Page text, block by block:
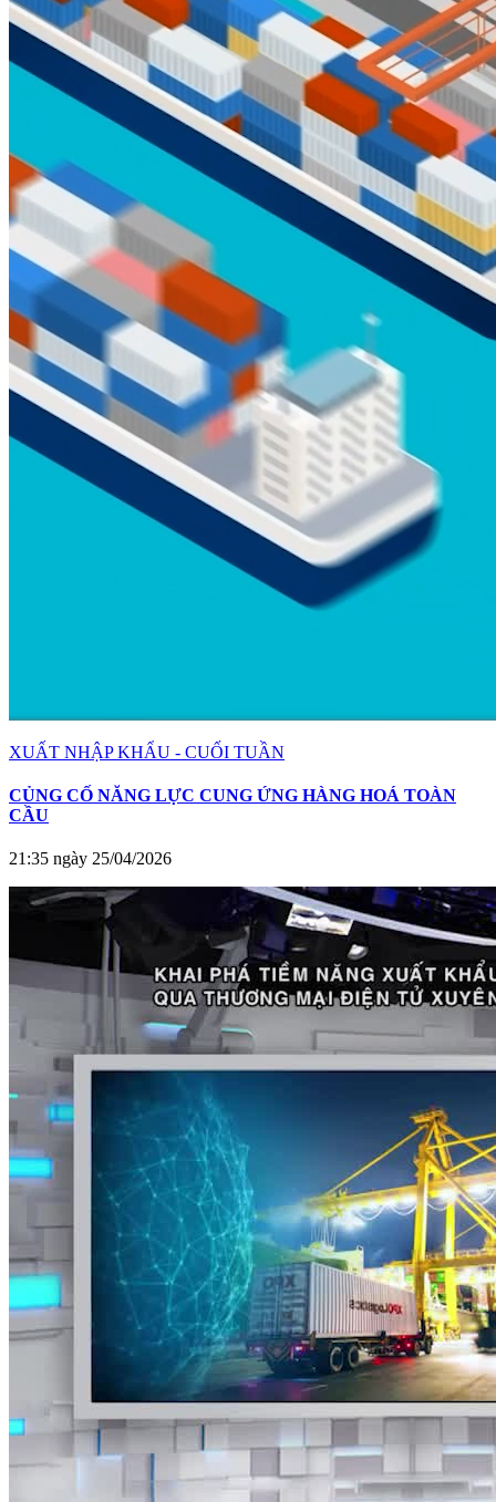
XUẤT NHẬP KHẨU - CUỐI TUẦN
CỦNG CỐ NĂNG LỰC CUNG ỨNG HÀNG HOÁ TOÀN
CẦU
21:35 ngày 25/04/2026